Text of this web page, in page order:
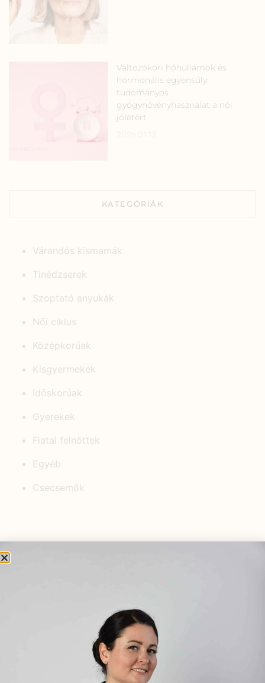
Változókori hőhullámok és
hormonális egyensúly:
tudományos
gyógynövényhasználat a női
jólétért
KATEGÓRIÁK
Várandós kismamák
Tinédzserek
Szoptató anyukák
Női ciklus
Középkorúak
Kisgyermekek
Időskorúak
Gyerekek
Fiatal felnőttek
Egyéb
Csecsemők
Hasmenéssel és hányással járó
megbetegedések kezelése
gyógynövényekkel
2019.06.30.